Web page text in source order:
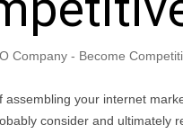
Company - Become
assembling your internet
consider and ultimately